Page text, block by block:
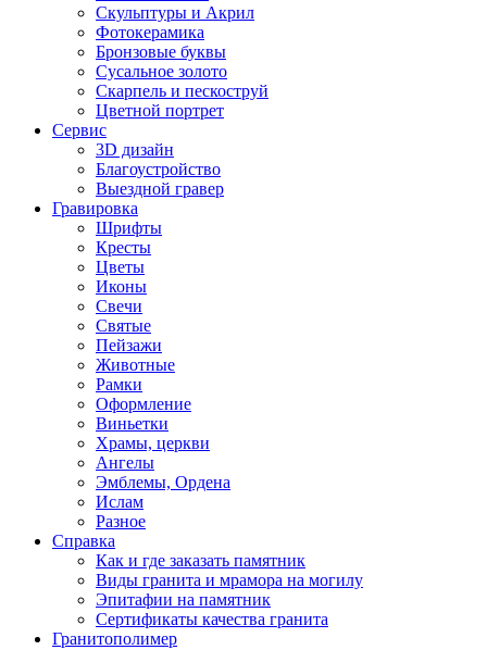
Скульптуры и Акрил
Фотокерамика
Бронзовые буквы
Сусальное золото
Скарпель и пескоструй
Цветной портрет
Сервис
3D дизайн
Благоустройство
Выездной гравер
Гравировка
Шрифты
Кресты
Цветы
Иконы
Свечи
Святые
Пейзажи
Животные
Рамки
Оформление
Виньетки
Храмы, церкви
Ангелы
Эмблемы, Ордена
Ислам
Разное
Справка
Как и где заказать памятник
Виды гранита и мрамора на могилу
Эпитафии на памятник
Сертификаты качества гранита
Гранитополимер